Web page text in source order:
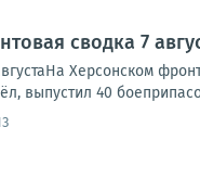
сводка 7
Херсонском
выпустил 40